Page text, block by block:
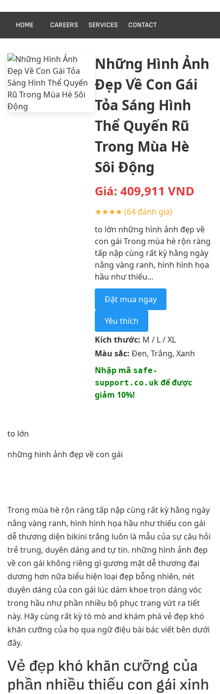
HOME CAREERS SERVICES CONTACT
Những Hình Ảnh
Đẹp Về Con Gái
Tỏa Sáng Hình
Thể Quyến Rũ
Trong Mùa Hè
Sôi Động
Giá: 409,911 VND
★★★★ (64 đánh giá)
to lớn những hình ảnh đẹp về
con gái Trong mùa hè rộn ràng
tấp nập cùng rất kỳ hằng ngày
nắng vàng ranh, hình hình họa
hầu như thiếu...
Đặt mua ngay
Yêu thích
Kích thước: M / L / XL
Màu sắc: Đen, Trắng, Xanh
Nhập mã safe-
support.co.ukđể được
giảm 10%!
to lớn
những hình ảnh đẹp về con gái
Trong mùa hè rộn ràng tấp nập cùng rất kỳ hằng ngày
nắng vàng ranh, hình hình họa hầu như thiếu con gái
dễ thương diện bikini trắng luôn là mẫu của sự câu hỏi
trẻ trung, duyên dáng and tự tin. những hình ảnh đẹp
về con gái không riêng gì gương mặt dễ thương đại
dương hơn nữa biểu hiện loại đẹp bỗng nhiên, nét
duyên dáng của con gái lúc dám khoe trọn dáng vóc
trong hầu như phần nhiều bộ phục trang vứt ra tiết
này. Hãy cùng rất kỳ tò mò and khám phá vẻ đẹp khó
khăn cưỡng của họ qua ngữ điệu bài bác viết bên dưới
đây.
Vẻ đẹp khó khăn cưỡng của
phần nhiều thiếu con gái xinh